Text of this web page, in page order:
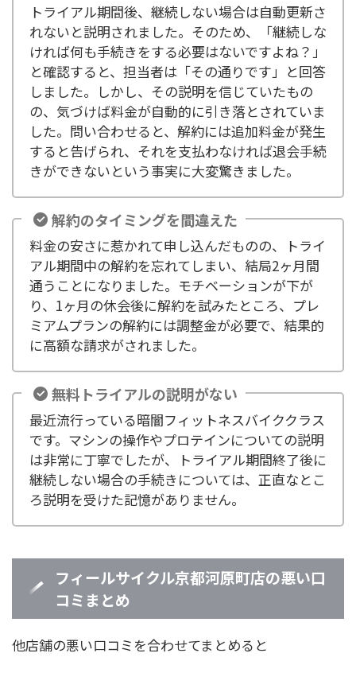
トライアル期間後、継続しない場合は自動更新さ
れないと説明されました。そのため、「継続しな
ければ何も手続きをする必要はないですよね？」
と確認すると、担当者は「その通りです」と回答
しました。しかし、その説明を信じていたもの
の、気づけば料金が自動的に引き落とされていま
した。問い合わせると、解約には追加料金が発生
すると告げられ、それを支払わなければ退会手続
きができないという事実に大変驚きました。
解約のタイミングを間違えた
料金の安さに惹かれて申し込んだものの、トライ
アル期間中の解約を忘れてしまい、結局2ヶ月間
通うことになりました。モチベーションが下が
り、1ヶ月の休会後に解約を試みたところ、プレ
ミアムプランの解約には調整金が必要で、結果的
に高額な請求がされました。
無料トライアルの説明がない
最近流行っている暗闇フィットネスバイククラス
です。マシンの操作やプロテインについての説明
は非常に丁寧でしたが、トライアル期間終了後に
継続しない場合の手続きについては、正直なとこ
ろ説明を受けた記憶がありません。
フィールサイクル京都河原町店の悪い口
コミまとめ
他店舗の悪い口コミを合わせてまとめると